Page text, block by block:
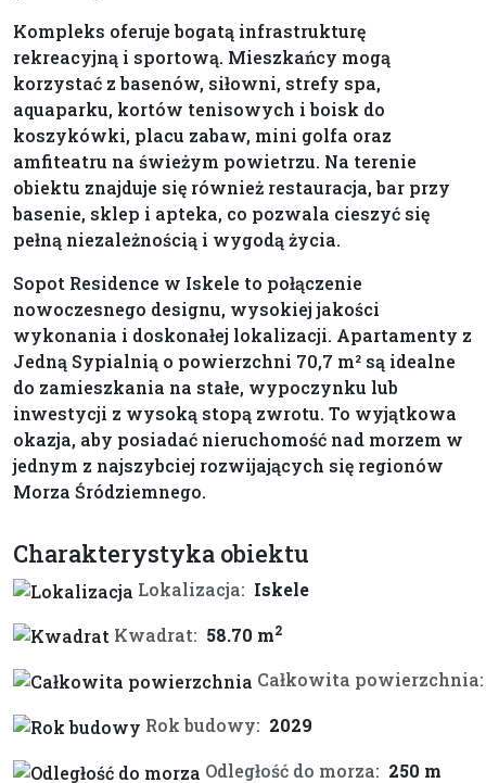
Kompleks oferuje bogatą infrastrukturę
rekreacyjną i sportową. Mieszkańcy mogą
korzystać z basenów, siłowni, strefy spa,
aquaparku, kortów tenisowych i boisk do
koszykówki, placu zabaw, mini golfa oraz
amfiteatru na świeżym powietrzu. Na terenie
obiektu znajduje się również restauracja, bar przy
basenie, sklep i apteka, co pozwala cieszyć się
pełną niezależnością i wygodą życia.
Sopot Residence w Iskele to połączenie
nowoczesnego designu, wysokiej jakości
wykonania i doskonałej lokalizacji. Apartamenty z
Jedną Sypialnią o powierzchni 70,7 m² są idealne
do zamieszkania na stałe, wypoczynku lub
inwestycji z wysoką stopą zwrotu. To wyjątkowa
okazja, aby posiadać nieruchomość nad morzem w
jednym z najszybciej rozwijających się regionów
Morza Śródziemnego.
Charakterystyka obiektu
Lokalizacja: Iskele
Kwadrat: 58.70 m2
Całkowita powierzchnia:
Rok budowy: 2029
Odległość do morza: 250 m